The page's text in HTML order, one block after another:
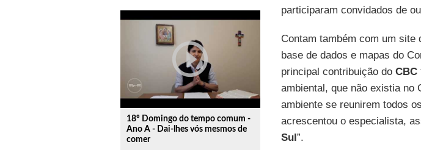
play_circle_outline
18º Domingo do tempo comum -
Ano A - Dai-lhes vós mesmos de
comer
participaram convidados de
Contam também com um
base de dados e mapas do
principal contribuição do CBC
ambiental, que não existia no
ambiente se reunirem todos
acrescentou o especialista,
Sul”.